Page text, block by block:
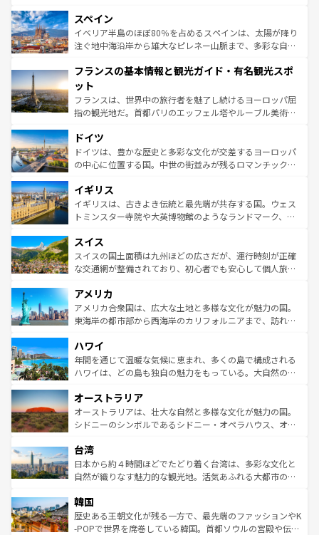
ろん、トスカーナの美しい田園風景やアマルフィ海岸の絶
景など、自然景観も見逃せない。観光の合間には、本場の
ピザやパスタなど、絶品のイタリア料理を堪能することも
ませてくれるイタリアで、忘れられない旅をしてみよう！
なお、新着のイタリア情報は
しい。
スペイン
イベリア半島のほぼ80％を占めるスペインは、太陽が降り
注ぐ地中海沿岸から雄大なピレネー山脈まで、多彩な自然
文化が根付くこの国では、情熱的なフラメンコ、熱気あふ
れる闘牛、そして美味しいタパスが生活の一部となってい
る。首都マドリードの洗練された雰囲気や、バルセロナの
アートに溢れた街角から、地方では古代ローマ遺跡や中世
せる。地方によって風土や気候が異なるスペインはその個
性で訪れる人を魅了する。 なお、新着のスペイン情報は コ
ンテンツ一覧を参照してほしい。
フランスの基本情報と観光ガイド・有名観光スポ
ット
フランスは、世界中の旅行者を魅了し続けるヨーロッパ屈
指の観光地だ。首都パリのエッフェル塔やルーブル美術館
で、幅広い魅力が詰まっている。華麗な宮殿、歴史的な大
聖堂、美しいビーチ、そして豊かな自然が、訪れる者を心
から魅了する。また、フランスは美食の国としても知ら
いる。シャンパンの発祥地であるランス、プロヴァンスの
香り高いラベンダー畑など、多彩な楽しみ方が可能だ。さ
らに、パリ以外の地域にも魅力が溢れており、どの街角に
れる地方に足を運ぶとそれぞれで全く異なる文化を体験で
きるだろう。 なお、新着のフランス情報はコンテンツ一覧
を参照してほしい。
ドイツ
ドイツは、豊かな歴史と多彩な文化が交差するヨーロッパ
の中心に位置する国。中世の街並みが残るロマンチック街
顔を持つこの国は、どこを歩いても飽きることがない。ベ
ルリンの文化的活気、バイエルン州のアルプスの絶景、そ
してライン川沿いのワイン畑といった風景は必見。ビール
は、お酒好きな人にはぜひ体験してほしい。 なお、新着の
ドイツ情報はコンテンツ一覧を参照してほしい。
イギリス
イギリスは、古きよき伝統と最先端が共存する国。ウェス
トミンスター寺院や大英博物館のようなランドマーク、歴
リアごとに異なる魅力がある。また、優雅なアフタヌーン
ティー、ビール好きにはたまらない英国パブ、サッカー観
戦など、本場だからこそできる体験も豊富。イギリスを旅
ンツ一覧を参照してほしい。
スイス
スイスの国土面積は九州ほどの広さだが、運行時刻が正確
な交通網が整備されており、初心者でも安心して個人旅行
の建物がそのまま残る町や、スイスならではのユニークな
博物館もあり、アルプス観光だけでなく町歩きも満喫する
ことができる。国民の所得が高いため物価も高いが、旅行
ば市内交通費無料で観光を楽しむこともできる。 なお、新
着のスイス情報はコンテンツ一覧 を参照してほしい。
アメリカ
アメリカ合衆国は、広大な土地と多様な文化が魅力の国。
東海岸の都市部から西海岸のカリフォルニアまで、訪れる
のような巨大都市は、観光、ショッピング、エンターテイ
ンメントが詰まった刺激的なスポットだ。一方、アメリカ
西部には大自然が広がり、グランドキャニオンやイエロー
部のニューオーリンズでは、音楽と美食が融合した独特の
文化が魅力。旅行者はアメリカの各地域で異なる魅力を楽
しみながら、その多様性と豊かな歴史を感じることができ
ならではの贅沢な旅のスタイルだ。 なお、新着のアメリカ
情報はコンテンツ一覧を参照してほしい。
ハワイ
年間を通じて温暖な気候に恵まれ、多くの島で構成される
ハワイは、どの島も独自の魅力をもっている。大自然の神
ワイ島は見逃せない。また、定番の観光地といえばオアフ
島だが、静かな自然を求めるならマウイ島やカウアイ島が
おすすめ。エメラルドグリーンに輝く海をはじめ、豊かな
れるおもてなしの心で訪れる人々を迎えてくれるハワイの
人々、おいしいローカルフードやハワイアンミュージッ
ク、伝統的なフラダンスなど、すべてがハワイの魅力を彩
ワイを、存分に味わってほしい。 なお、新着のハワイ情報
はコンテンツ一覧を参照してほしい。
オーストラリア
オーストラリアは、壮大な自然と多様な文化が魅力の国。
シドニーのシンボルであるシドニー・オペラハウス、オー
リアリーフや大陸中央部にそびえるウルル（エアーズロッ
ク）、タスマニアの美しい原生林やケアンズの熱帯雨林な
ど、見どころがたくさん。また、カフェやワイン、オージ
いる。アクティビティも充実しており、サーフィンやダイ
ビング、ハイキングなど、アウトドア好きにはたまらな
い。オーストラリアの多彩な魅力を存分に味わいつくそ
台湾
日本から約４時間ほどでたどり着く台湾は、多彩な文化と
自然が織りなす魅力的な観光地。活気あふれる大都市の台
ン）、静ひつな山岳地帯である台湾東部など、都市の喧騒
と山間の静けさが共存しており、訪れる人に新しい発見と
驚きをもたらしてくれる。また、奥深い台湾の食文化も魅
韓国
歴史ある王朝文化が残る一方で、最先端のファッションやK
-POPで世界を席巻している韓国。首都ソウルの宮殿や伝統